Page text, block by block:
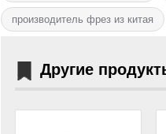
производитель фрез из китая
Другие